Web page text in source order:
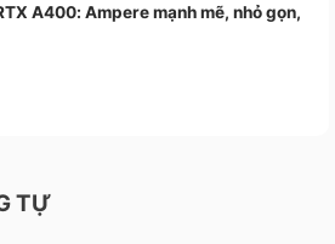
A400: Ampere mạnh mẽ, nhỏ gọn,
TỰ